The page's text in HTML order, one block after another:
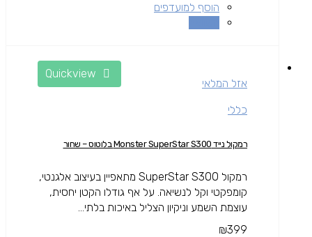
הוסף למועדפים
אזל המלאי
כללי
רמקול נייד Monster SuperStar S300 בלוטוס – שחור
רמקול SuperStar S300 מתאפיין בעיצוב אלגנטי,
קומפקטי וקל לנשיאה. על אף גודלו הקטן יחסית,
עוצמת השמע וניקיון הצליל באיכות בלתי...
₪399